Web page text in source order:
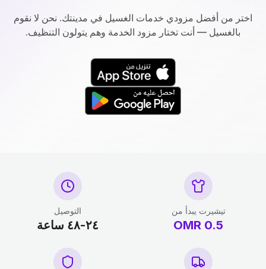
اختر من أفضل مزودي خدمات الغسيل في مدينتك. نحن لا نقوم
بالغسيل — أنت تختار مزود الخدمة وهم يتولون التنظيف.
تيشيرت يبدأ من
0.5
OMR
التوصيل
٢٤-٤٨ ساعة